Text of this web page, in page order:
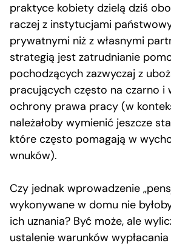
praktyce kobiety dzielą dziś
raczej z instytucjami
prywatnymi niż z własnymi
strategią jest zatrudnianie
pochodzących zazwyczaj z
pracujących często na czarno i
ochrony prawa pracy (w
należałoby wymienić jeszcze
które często pomagają w
wnuków).
Czy jednak wprowadzenie
wykonywane w domu nie
ich uznania? Być może, ale
ustalenie warunków